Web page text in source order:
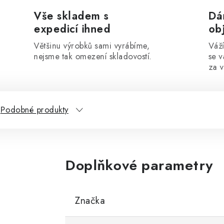
Vše skladem s
expedicí ihned
Většinu výrobků sami vyrábíme,
nejsme tak omezení skladovostí.
se
za
Podobné produkty
Doplňkové parametry
Značka